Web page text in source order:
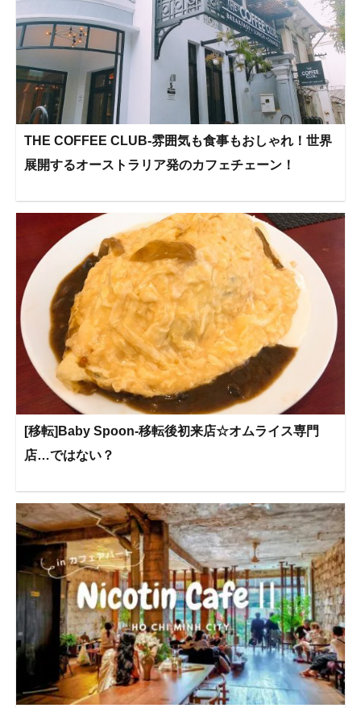
THE COFFEE CLUB-雰囲気も食事もおしゃれ！世界
展開するオーストラリア発のカフェチェーン！
[移転]Baby Spoon-移転後初来店☆オムライス専門
店…ではない？